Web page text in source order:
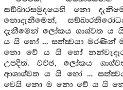
සඞ්ඛාරසමුදයෙහි නො
නොදැනීමෙන්,
දැනීමෙන් ලෝකය ශාශ්වත ය
ය යි හෝ ... සත්ත්‍වයා
නො වේ ය යි හෝ
උපදිත්. වච්ඡ, ලෝකය
ආශාශ්වත ය යි හෝ ...
වෙයි නො ම නො වේ ය යි